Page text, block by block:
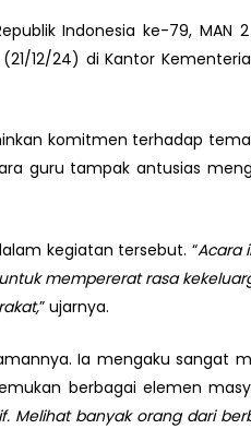
Indonesia ke-79, MAN
12/24) di Kantor
komitmen terhadap
guru tampak antusias
kegiatan tersebut. “Acara
mempererat rasa
” ujarnya.
Ia mengaku sangat
berbagai elemen
Melihat banyak orang dari